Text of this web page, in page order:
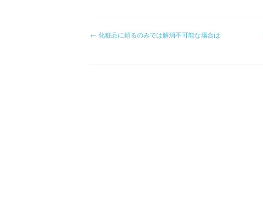
P
← 化粧品に頼るのみでは解消不可能な場合は